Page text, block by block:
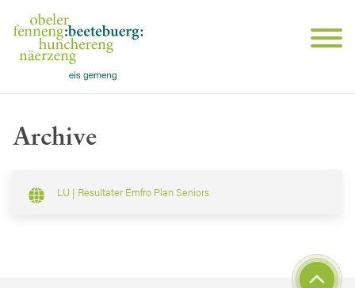
Archive
LU | Resultater Ëmfro Plan Seniors